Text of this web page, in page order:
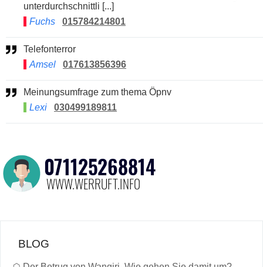
unterdurchschnittli [...]
Fuchs
015784214801
Telefonterror
Amsel
017613856396
Meinungsumfrage zum thema Öpnv
Lexi
030499189811
BLOG